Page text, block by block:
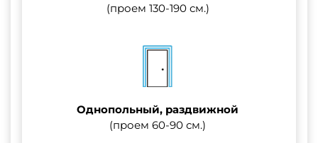
(проем 130-190 см.)
Однопольный, раздвижной
(проем 60-90 см.)